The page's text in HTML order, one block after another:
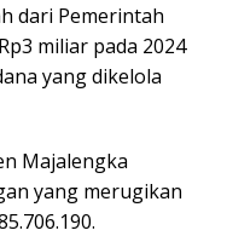
dari Pemerintah
miliar pada 2024
yang dikelola
Majalengka
yang merugikan